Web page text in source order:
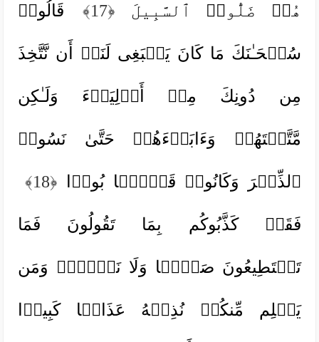
هُمۡ ضَلُّوا۟ ٱلسَّبِیلَ ﴿17﴾ قَالُوا۟
سُبۡحَـٰنَكَ مَا كَانَ یَنۢبَغِی لَنَاۤ أَن نَّتَّخِذَ
مِن دُونِكَ مِنۡ أَوۡلِیَاۤءَ وَلَـٰكِن
مَّتَّعۡتَهُمۡ وَءَابَاۤءَهُمۡ حَتَّىٰ نَسُوا۟
ٱلذِّكۡرَ وَكَانُوا۟ قَوۡمَۢا بُورࣰا ﴿18﴾
فَقَدۡ كَذَّبُوكُم بِمَا تَقُولُونَ فَمَا
تَسۡتَطِیعُونَ صَرۡفࣰا وَلَا نَصۡرࣰاۚ وَمَن
یَظۡلِم مِّنكُمۡ نُذِقۡهُ عَذَابࣰا كَبِیرࣰا